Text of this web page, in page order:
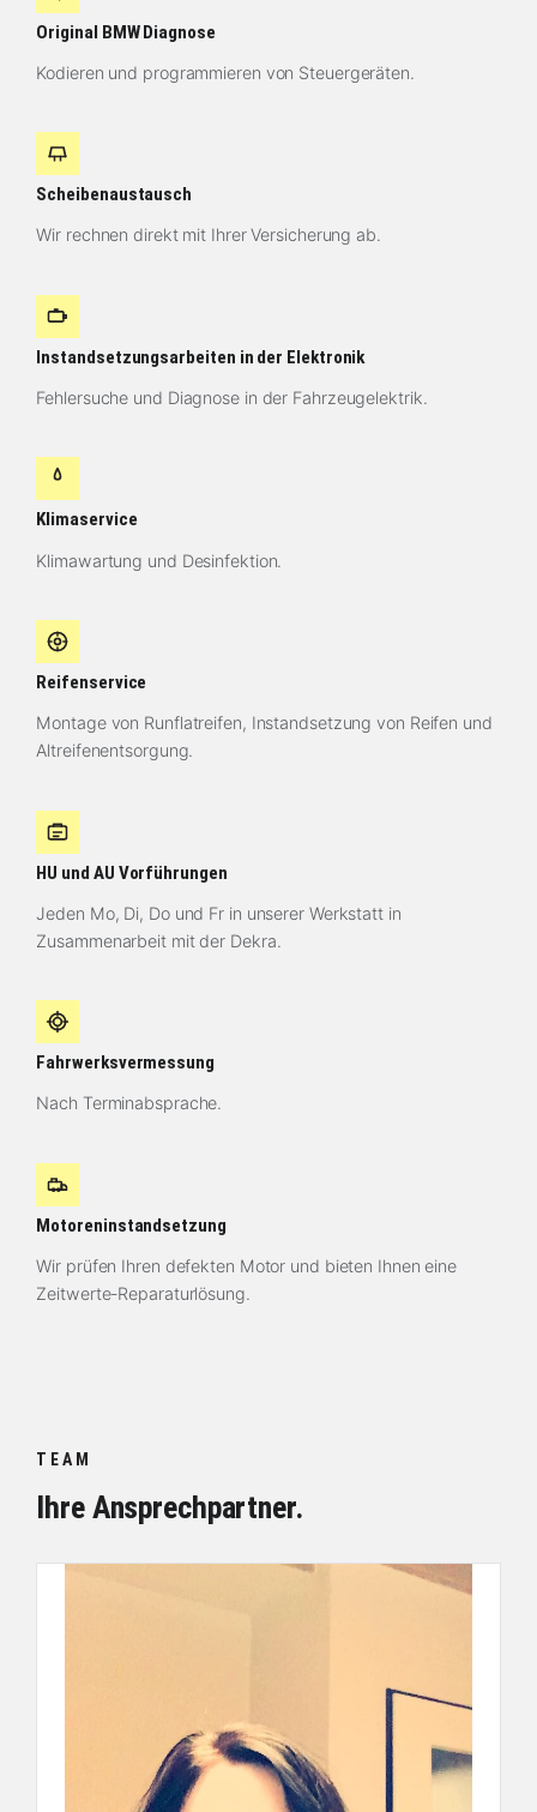
Original BMW Diagnose
Kodieren und programmieren von Steuergeräten.
Scheibenaustausch
Wir rechnen direkt mit Ihrer Versicherung ab.
Instandsetzungsarbeiten in der Elektronik
Fehlersuche und Diagnose in der Fahrzeugelektrik.
Klimaservice
Klimawartung und Desinfektion.
Reifenservice
Montage von Runflatreifen, Instandsetzung von Reifen und
Altreifenentsorgung.
HU und AU Vorführungen
Jeden Mo, Di, Do und Fr in unserer Werkstatt in
Zusammenarbeit mit der Dekra.
Fahrwerksvermessung
Nach Terminabsprache.
Motoreninstandsetzung
Wir prüfen Ihren defekten Motor und bieten Ihnen eine
Zeitwerte-Reparaturlösung.
TEAM
Ihre Ansprechpartner.